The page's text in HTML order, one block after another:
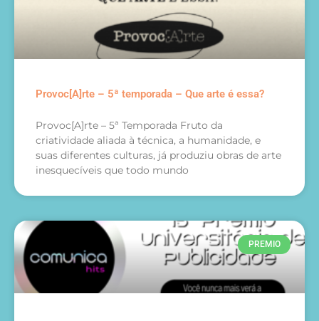
Provoc[A]rte – 5ª temporada – Que arte é essa?
Provoc[A]rte – 5ª Temporada Fruto da
criatividade aliada à técnica, a humanidade, e
suas diferentes culturas, já produziu obras de arte
inesquecíveis que todo mundo
PREMIO